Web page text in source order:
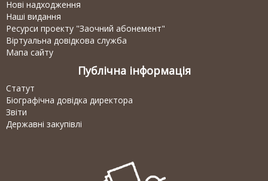
Нові надходження
Наші видання
Ресурси проекту "Заочний абонемент"
Віртуальна довідкова служба
Мапа сайту
Публічна інформація
Статут
Біографічна довідка директора
Звіти
Державні закупівлі